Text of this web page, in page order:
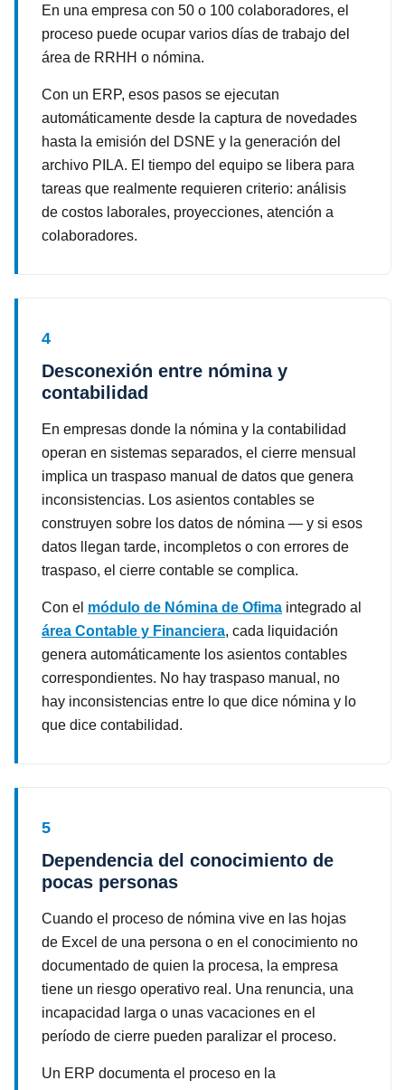
En una empresa con 50 o 100 colaboradores, el
proceso puede ocupar varios días de trabajo del
área de RRHH o nómina.
Con un ERP, esos pasos se ejecutan
automáticamente desde la captura de novedades
hasta la emisión del DSNE y la generación del
archivo PILA. El tiempo del equipo se libera para
tareas que realmente requieren criterio: análisis
de costos laborales, proyecciones, atención a
colaboradores.
4
Desconexión entre nómina y
contabilidad
En empresas donde la nómina y la contabilidad
operan en sistemas separados, el cierre mensual
implica un traspaso manual de datos que genera
inconsistencias. Los asientos contables se
construyen sobre los datos de nómina — y si esos
datos llegan tarde, incompletos o con errores de
traspaso, el cierre contable se complica.
Con el módulo de Nómina de Ofima integrado al
área Contable y Financiera, cada liquidación
genera automáticamente los asientos contables
correspondientes. No hay traspaso manual, no
hay inconsistencias entre lo que dice nómina y lo
que dice contabilidad.
5
Dependencia del conocimiento de
pocas personas
Cuando el proceso de nómina vive en las hojas
de Excel de una persona o en el conocimiento no
documentado de quien la procesa, la empresa
tiene un riesgo operativo real. Una renuncia, una
incapacidad larga o unas vacaciones en el
período de cierre pueden paralizar el proceso.
Un ERP documenta el proceso en la